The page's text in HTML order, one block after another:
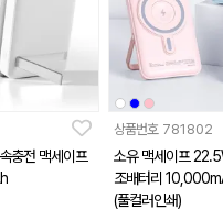
충전 맥세이프
상품번호 781802
소유 맥세이프
조배터리
(풀컬러인쇄)